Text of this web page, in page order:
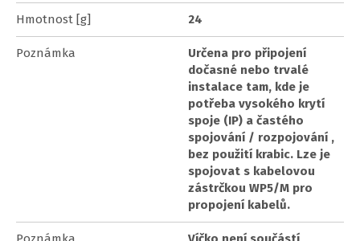
Hmotnost [g] 24
Poznámka
Určena pro připojení
dočasné nebo trvalé
instalace tam, kde je
potřeba vysokého krytí
spoje (IP) a častého
spojování / rozpojování ,
bez použití krabic. Lze je
spojovat s kabelovou
zástrčkou WP5/M pro
propojení kabelů.